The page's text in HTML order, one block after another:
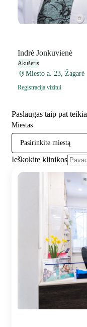
Indrė Jonkuvienė
Akušeris
Miesto a. 23, Žagarė
Registracija vizitui
Paslaugas taip pat teikia
Miestas
Pasirinkite miestą
Ieškokite klinikos